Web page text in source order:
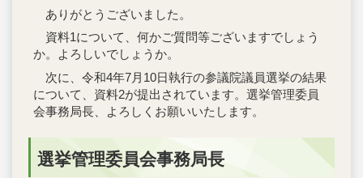
ありがとうございました。
資料1について、何かご質問等ございますでしょう
か。よろしいでしょうか。
次に、令和4年7月10日執行の参議院議員選挙の結果
について、資料2が提出されています。選挙管理委員
会事務局長、よろしくお願いいたします。
選挙管理委員会事務局長